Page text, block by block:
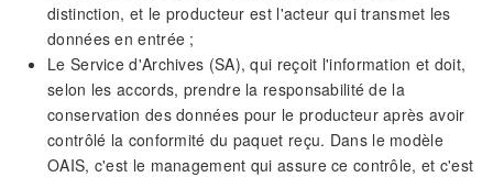
distinction, et le producteur est l'acteur qui transmet les
données en entrée ;
Le Service d'Archives (SA), qui reçoit l'information et doit,
selon les accords, prendre la responsabilité de la
conservation des données pour le producteur après avoir
contrôlé la conformité du paquet reçu. Dans le modèle
OAIS, c'est le management qui assure ce contrôle, et c'est